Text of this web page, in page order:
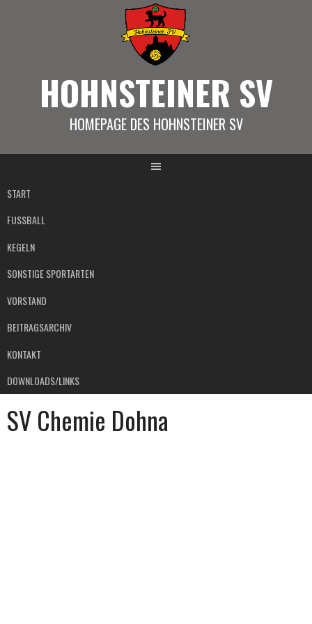
HOHNSTEINER SV
HOMEPAGE DES HOHNSTEINER SV
START
FUSSBALL
KEGELN
SONSTIGE SPORTARTEN
VORSTAND
BEITRAGSARCHIV
KONTAKT
DOWNLOADS/LINKS
SV Chemie Dohna